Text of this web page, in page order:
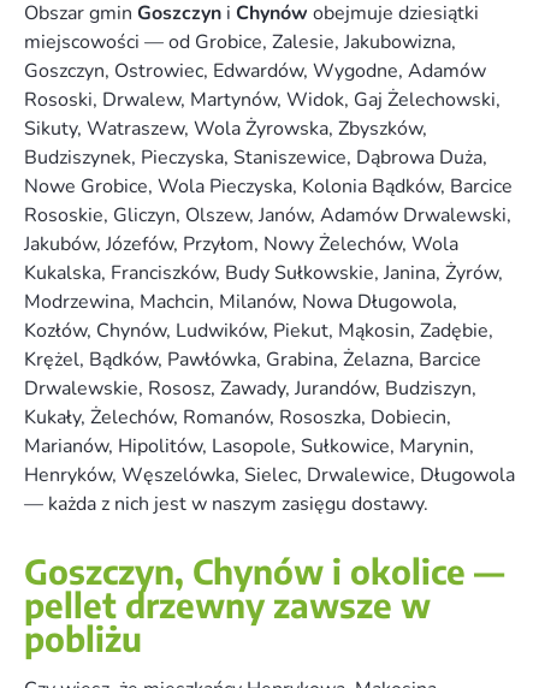
Obszar gmin Goszczyn i Chynów obejmuje dziesiątki
miejscowości — od Grobice, Zalesie, Jakubowizna,
Goszczyn, Ostrowiec, Edwardów, Wygodne, Adamów
Rososki, Drwalew, Martynów, Widok, Gaj Żelechowski,
Sikuty, Watraszew, Wola Żyrowska, Zbyszków,
Budziszynek, Pieczyska, Staniszewice, Dąbrowa Duża,
Nowe Grobice, Wola Pieczyska, Kolonia Bądków, Barcice
Rososkie, Gliczyn, Olszew, Janów, Adamów Drwalewski,
Jakubów, Józefów, Przyłom, Nowy Żelechów, Wola
Kukalska, Franciszków, Budy Sułkowskie, Janina, Żyrów,
Modrzewina, Machcin, Milanów, Nowa Długowola,
Kozłów, Chynów, Ludwików, Piekut, Mąkosin, Zadębie,
Krężel, Bądków, Pawłówka, Grabina, Żelazna, Barcice
Drwalewskie, Rososz, Zawady, Jurandów, Budziszyn,
Kukały, Żelechów, Romanów, Rososzka, Dobiecin,
Marianów, Hipolitów, Lasopole, Sułkowice, Marynin,
Henryków, Węszelówka, Sielec, Drwalewice, Długowola
— każda z nich jest w naszym zasięgu dostawy.
Goszczyn, Chynów i okolice —
pellet drzewny zawsze w
pobliżu